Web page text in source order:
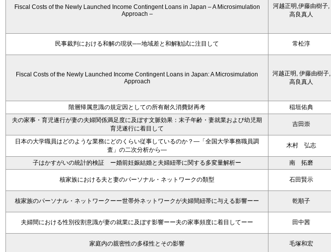
Fiscal Costs of the Newly Launched Income Contingent Loans in Japan – A Microsimulation
Approach –
河越正明,伊藤由樹子,
高良真人
民事裁判における和解の現状──地域差と和解勧試に注目して 常松淳
Fiscal Costs of the Newly Launched Income Contingent Loans in Japan: A Microsimulation
Approach
河越正明, 伊藤由樹子,
高良真人
階層帰属意識の規定因としての所有耐久消費財再考
稲垣佑典
夫の家事・育児遂行が妻の夫婦関係満足度に及ぼす文脈効果：末子年齢・妻就業および幼児期
育児遂行に着目して
吉田崇
日本の大学職員はどのような業務にどのくらい従事しているのか？―「全国大学事務職員調
査」の二次分析から―
木村 弘志
子はかすがいの統計的検証 ー婚前妊娠結婚と夫婦紐帯に関する多変量解析ー 南 拓磨
核家族における夫と妻のパーソナル・ネットワークの類型 石田賢示
核家族のパーソナル・ネットワークーー世帯外ネットワークが夫婦間紐帯に与える影響ーー 乾順子
夫婦間における性別役割意識が妻の就業に及ぼす影響ーー夫の家事頻度に着目してーー 田中茜
家庭内の親密性の多様性とその影響 毛塚和宏